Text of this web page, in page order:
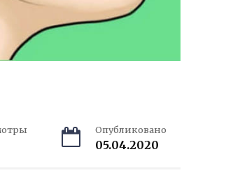
Опубликовано
05.04.2020